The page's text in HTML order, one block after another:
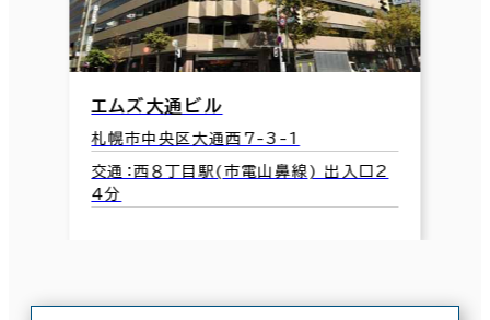
エムズ大通ビル
札幌市中央区大通西7-3-1
交通：西８丁目駅(市電山鼻線) 出入口2
4分